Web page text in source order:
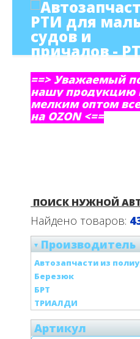
==> Уважаемый
нашу продукцию
мелким оптом
на OZON <==
ПОИСК НУЖНОЙ
Найдено товаров:
Производитель
Автозапчасти из
Березюк
БРТ
ТРИАЛДИ
Артикул